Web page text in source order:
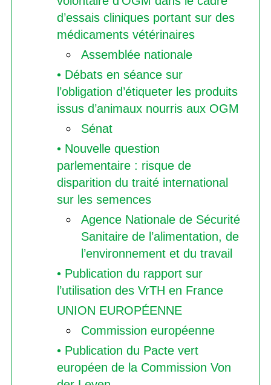
d’essais cliniques portant sur des
médicaments vétérinaires
Assemblée nationale
• Débats en séance sur
l’obligation d’étiqueter les produits
issus d’animaux nourris aux OGM
Sénat
• Nouvelle question
parlementaire : risque de
disparition du traité international
sur les semences
Agence Nationale de Sécurité
Sanitaire de l’alimentation, de
l’environnement et du travail
• Publication du rapport sur
l’utilisation des VrTH en France
UNION EUROPÉENNE
Commission européenne
• Publication du Pacte vert
européen de la Commission Von